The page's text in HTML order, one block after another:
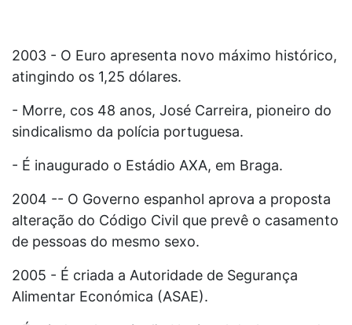
2003 - O Euro apresenta novo máximo histórico,
atingindo os 1,25 dólares.
- Morre, cos 48 anos, José Carreira, pioneiro do
sindicalismo da polícia portuguesa.
- É inaugurado o Estádio AXA, em Braga.
2004 -- O Governo espanhol aprova a proposta
alteração do Código Civil que prevê o casamento
de pessoas do mesmo sexo.
2005 - É criada a Autoridade de Segurança
Alimentar Económica (ASAE).